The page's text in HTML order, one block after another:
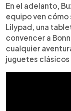
que llega
El adelanto
reencuentro
de Woody de
anterior. Con
Newman en
junio de
En el adelanto,
equipo ven cómo
Lilypad, una
convencer a
cualquier
juguetes